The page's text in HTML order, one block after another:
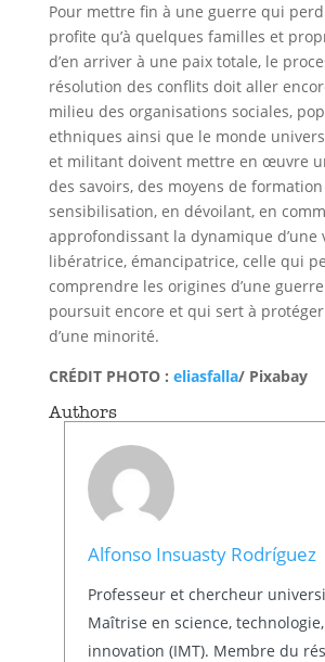
Pour mettre fin à une guerre qui
profite qu’à quelques familles et
d’en arriver à une paix totale, le
résolution des conflits doit aller
milieu des organisations sociales,
ethniques ainsi que le monde
et militant doivent mettre en œuvre
des savoirs, des moyens de
sensibilisation, en dévoilant, en
approfondissant la dynamique d’une
libératrice, émancipatrice, celle qui
comprendre les origines d’une
poursuit encore et qui sert à
d’une minorité.
CRÉDIT PHOTO : eliasfalla/ Pixabay
Authors
Alfonso Insuasty Rodríguez
Professeur et chercheur
Maîtrise en science,
innovation (IMT). Membre du